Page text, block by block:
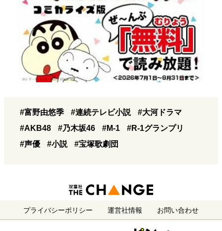
#富野由悠季 #連続テレビ小説
#大河ドラマ
#AKB48
#乃木坂46 #M-1
#R-1グランプリ
#声優
#小説 #宝塚歌劇団
プライバシーポリシー 運営社情報 お問い合わせ